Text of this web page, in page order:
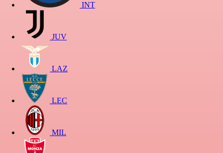
INT
JUV
LAZ
LEC
MIL